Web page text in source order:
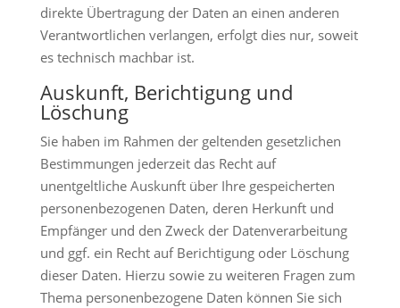
direkte Übertragung der Daten an einen anderen
Verantwortlichen verlangen, erfolgt dies nur, soweit
es technisch machbar ist.
Auskunft, Berichtigung und
Löschung
Sie haben im Rahmen der geltenden gesetzlichen
Bestimmungen jederzeit das Recht auf
unentgeltliche Auskunft über Ihre gespeicherten
personenbezogenen Daten, deren Herkunft und
Empfänger und den Zweck der Datenverarbeitung
und ggf. ein Recht auf Berichtigung oder Löschung
dieser Daten. Hierzu sowie zu weiteren Fragen zum
Thema personenbezogene Daten können Sie sich